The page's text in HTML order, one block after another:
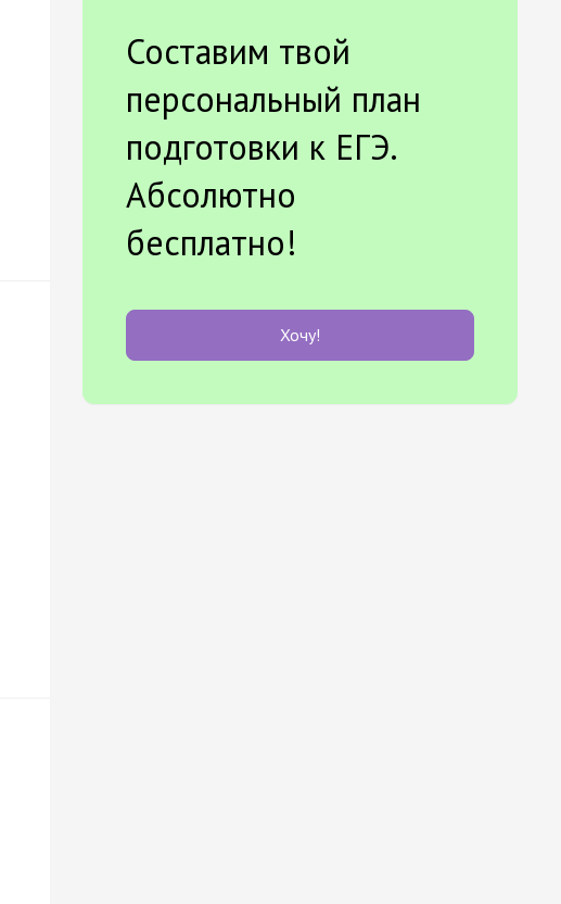
Составим твой
персональный план
подготовки к ЕГЭ.
Абсолютно
бесплатно!
Хочу!